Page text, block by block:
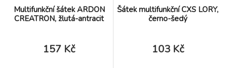
Multifunkční šátek ARDON
CREATRON, žlutá-antracit
157 Kč
Šátek multifunkční CXS LORY,
černo-šedý
103 Kč